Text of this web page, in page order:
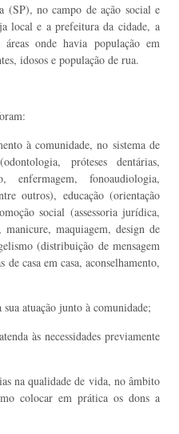
(SP), no campo de ação social e
local e a prefeitura da cidade, a
onde havia população em
idosos e população de rua.
à comunidade, no sistema de
próteses dentárias,
enfermagem, fonoaudiologia,
outros), educação (orientação
social (assessoria jurídica,
maquiagem, design de
(distribuição de mensagem
casa em casa, aconselhamento,
atuação junto à comunidade;
às necessidades previamente
na qualidade de vida, no âmbito
colocar em prática os dons a